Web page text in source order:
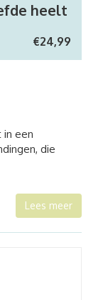
heelt
€24,99
in een
die
Lees meer